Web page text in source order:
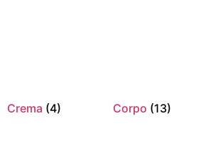
Crema (4) Corpo (13)